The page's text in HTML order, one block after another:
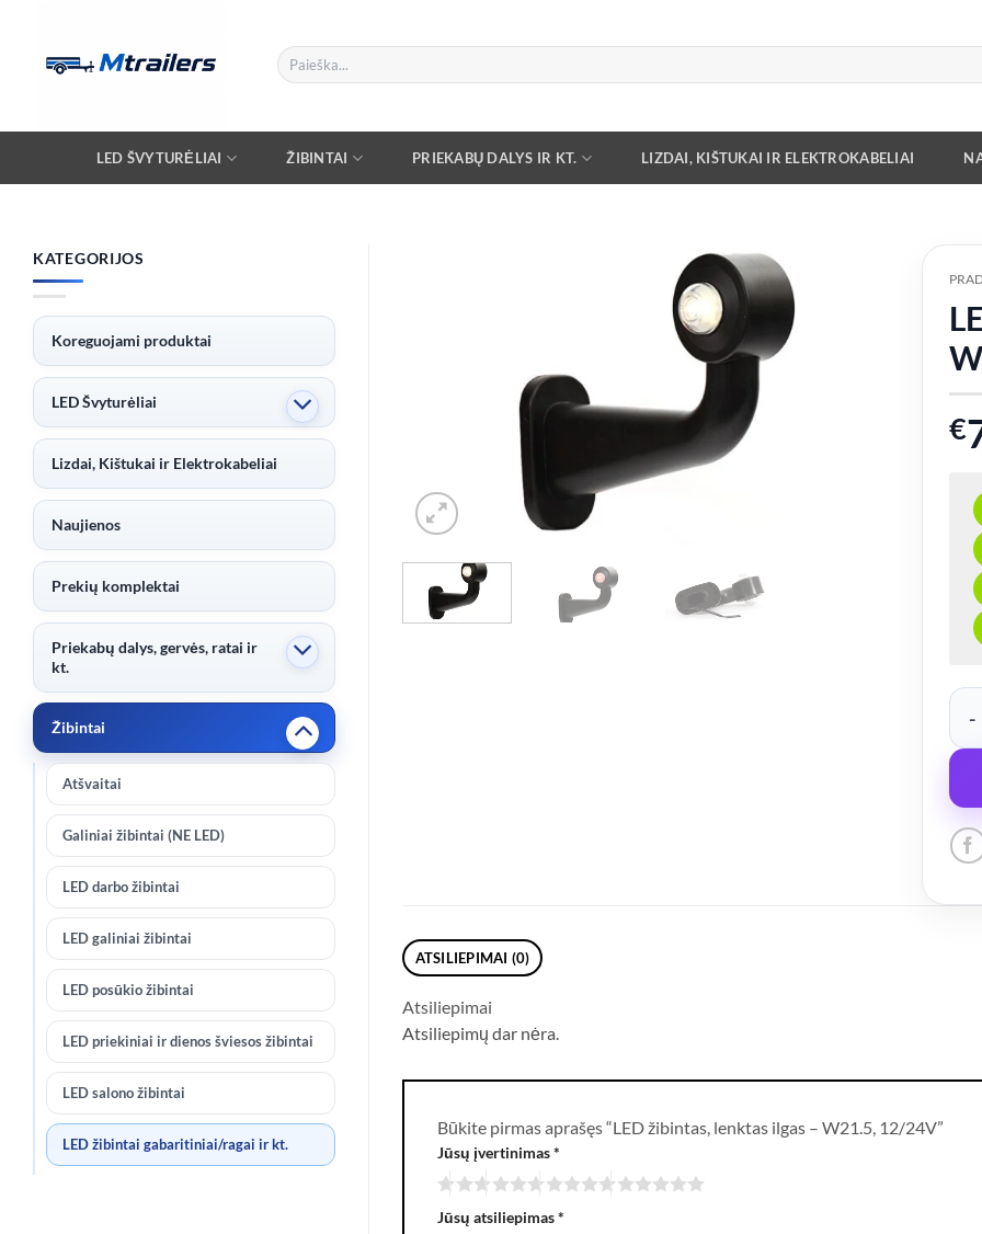
content
Ieškoti:
LED ŠVYTURĖLIAI ŽIBINTAI PRIEKABŲ DALYS IR KT. LIZDAI, KIŠTUKAI IR ELEKTROKABELIAI
KATEGORIJOS
Koreguojami produktai
LED Švyturėliai
Lizdai, Kištukai ir Elektrokabeliai
Naujienos
Prekių komplektai
Priekabų dalys, gervės, ratai ir
kt.
Žibintai
Atšvaitai
Galiniai žibintai (NE LED)
LED darbo žibintai
LED galiniai žibintai
LED posūkio žibintai
LED priekiniai ir dienos šviesos žibintai
LED salono žibintai
LED žibintai gabaritiniai/ragai ir kt.
€
ATSILIEPIMAI (0)
Atsiliepimai
Atsiliepimų dar nėra.
Būkite pirmas aprašęs “LED žibintas, lenktas ilgas – W21.5, 12/24V”
Jūsų įvertinimas*
Jūsų atsiliepimas*